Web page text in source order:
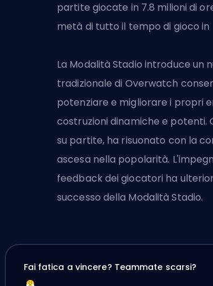
partite giocate in 7.8 milioni di
metà di tutto il tempo di gioco in
La Modalità Stadio introduce un
tradizionale di Overwatch
potenziare e migliorare i propri
costruzioni dinamiche e potenti.
su partite, ha risuonato con la
ascesa nella popolarità.
feedback dei giocatori ha
successo della Modalità Stadio.
Fai fatica a vincere? Teammate scarsi?